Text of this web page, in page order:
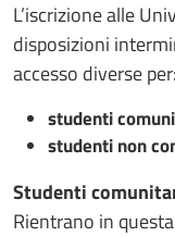
L’iscrizione alle
disposizioni
accesso diverse per:
studenti
studenti non
Studenti
Rientrano in